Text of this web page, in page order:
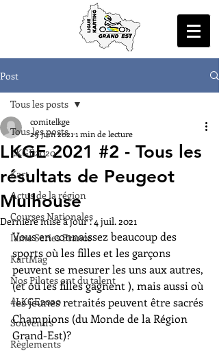
Post
Tous les posts
LKGE2020
Kart
Actus de la région
Courses Nationales
Iame Series France
KartMag
Nos Pilotes ont du talent
#LKGE2020
Souvenirs
Règlements
Tous les posts
LKGE 2021 #2 - Tous les
résultats de Peugeot
Mulhouse
comitelkge
29 juin 2021 1 min de lecture
Dernière mise à jour :4 juil. 2021
Vous en connaissez beaucoup des
sports où les filles et les garçons
peuvent se mesurer les uns aux autres,
(et où les filles gagnent ), mais aussi où
les jeunes retraités peuvent être sacrés
Champions (du Monde de la Région
Grand-Est)?